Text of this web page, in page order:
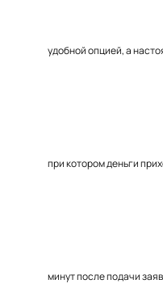
удобной опцией, а
при котором деньги
минут после подачи